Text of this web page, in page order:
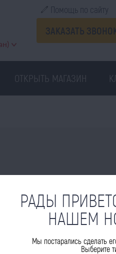
Помощь по сайту
ЗАКАЗАТЬ
ОТКРЫТЬ МАГАЗИН
РАДЫ
НАШЕМ
Мы постарались сделать
Выберите